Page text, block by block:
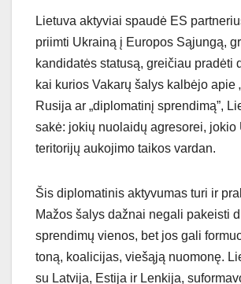
Lietuva aktyviai spaudė ES
priimti Ukrainą į Europos Sąjungą,
kandidatės statusą, greičiau pradėti
kai kurios Vakarų šalys kalbėjo apie
Rusija ar „diplomatinį sprendimą”,
sakė: jokių nuolaidų agresorei, jokio
teritorijų aukojimo taikos vardan.
Šis diplomatinis aktyvumas turi ir
Mažos šalys dažnai negali pakeisti
sprendimų vienos, bet jos gali
toną, koalicijas, viešąją nuomonę.
su Latvija, Estija ir Lenkija,